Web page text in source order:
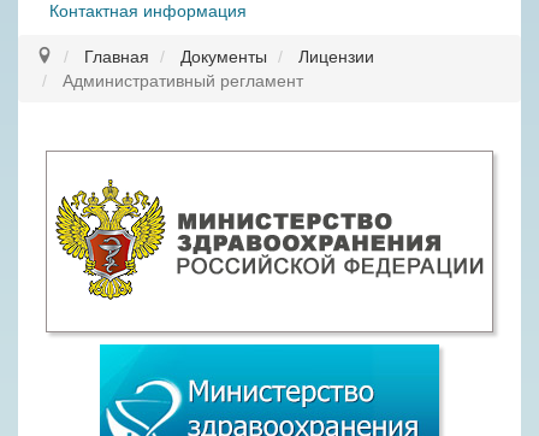
Контактная информация
Главная Документы
Лицензии
Административный регламент